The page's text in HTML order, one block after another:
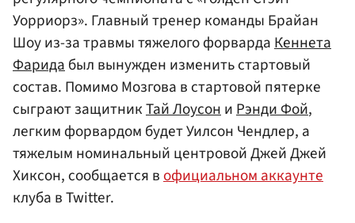
Уорриорз». Главный тренер команды Брайан
Шоу из-за травмы тяжелого форвардаКеннета
Фаридабыл вынужден изменить стартовый
состав. Помимо Мозгова в стартовой пятерке
сыграют защитникТай ЛоусониРэнди Фой,
легким форвардом будет Уилсон Чендлер, а
тяжелым номинальный центровой Джей Джей
Хиксон, сообщается вофициальном аккаунте
клуба в Twitter.